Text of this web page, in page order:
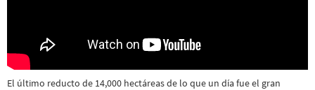
El último reducto de 14,000 hectáreas de lo que un día fue el gran